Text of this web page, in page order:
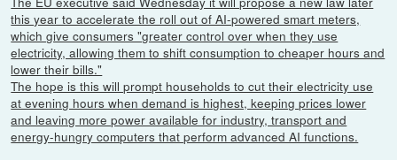
this year to accelerate the roll out of AI-powered smart meters,
which give consumers "greater control over when they use
electricity, allowing them to shift consumption to cheaper hours and
lower their bills."
The hope is this will prompt households to cut their electricity use
at evening hours when demand is highest, keeping prices lower
and leaving more power available for industry, transport and
energy-hungry computers that perform advanced AI functions.